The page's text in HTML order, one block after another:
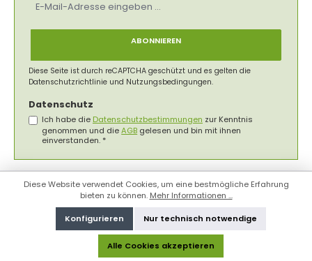
Mail-
ABONNIEREN
Diese Seite ist durch reCAPTCHA geschützt und es gelten die
Datenschutzrichtlinie und Nutzungsbedingungen.
Datenschutz
Ich habe die Datenschutzbestimmungen zur Kenntnis
genommen und dieAGB gelesen und bin mit ihnen
einverstanden. *
Diese Website verwendet Cookies, um eine bestmögliche Erfahrung
bieten zu können. Mehr Informationen ...
Nur technisch notwendige
Konfigurieren
Alle Cookies akzeptieren